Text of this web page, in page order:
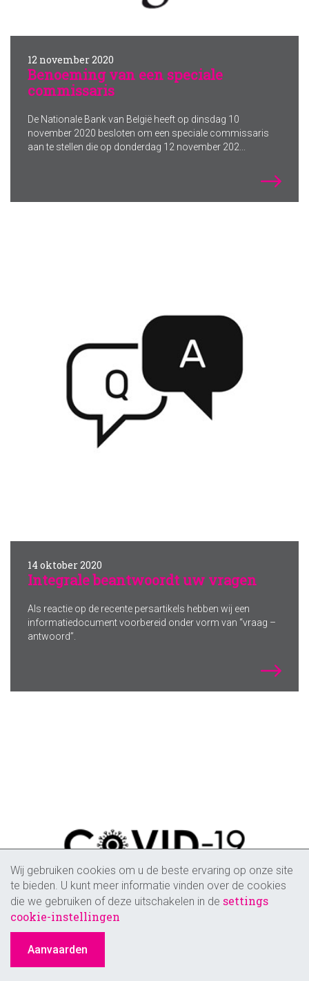
12 november 2020
Benoeming van een speciale
commissaris
De Nationale Bank van België heeft op dinsdag 10
november 2020 besloten om een speciale commissaris
aan te stellen die op donderdag 12 november 202...
14 oktober 2020
Integrale beantwoordt uw vragen
Als reactie op de recente persartikels hebben wij een
informatiedocument voorbereid onder vorm van “vraag –
antwoord”.
Wij gebruiken cookies om u de beste ervaring op onze site
te bieden. U kunt meer informatie vinden over de cookies
die we gebruiken of deze uitschakelen in de settings
cookie-instellingen
Aanvaarden